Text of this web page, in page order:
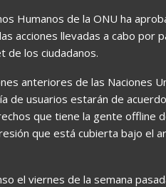
Humanos de la ONU ha
acciones llevadas a cabo por
de los ciudadanos.
anteriores de las Naciones
de usuarios estarán de
que tiene la gente offline
que está cubierta bajo el
el viernes de la semana